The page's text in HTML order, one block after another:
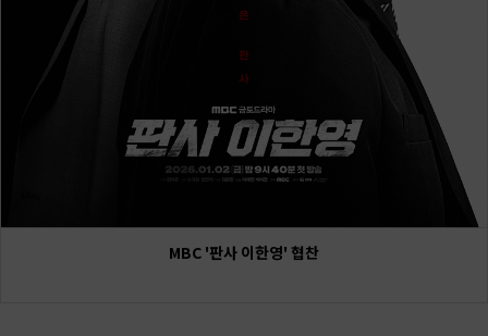
MBC '판사 이한영' 협찬